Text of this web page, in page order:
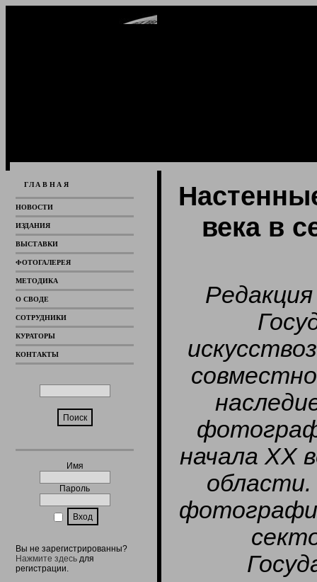
ГЛАВНАЯ
НОВОСТИ
ИЗДАНИЯ
ВЫСТАВКИ
ФОТОГАЛЕРЕЯ
МЕТОДИКА
О СВОДЕ
СОТРУДНИКИ
КУРАТОРЫ
КОНТАКТЫ
Имя
Пароль
Вы не зарегистрированны?
Нажмите здесь для
регистрации.
века в
начала ХХ
области.